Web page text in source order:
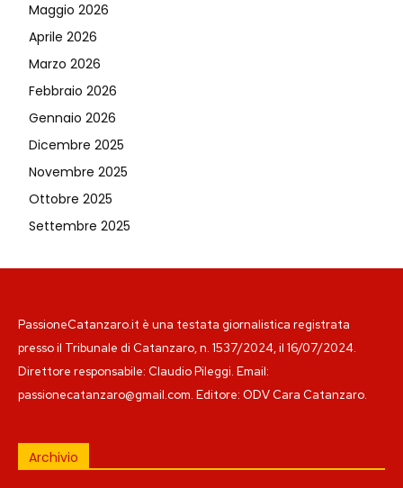
Maggio 2026
Aprile 2026
Marzo 2026
Febbraio 2026
Gennaio 2026
Dicembre 2025
Novembre 2025
Ottobre 2025
Settembre 2025
PassioneCatanzaro.it è una testata giornalistica registrata
presso il Tribunale di Catanzaro, n. 1537/2024, il 16/07/2024.
Direttore responsabile: Claudio Pileggi. Email:
passionecatanzaro@gmail.com. Editore: ODV Cara Catanzaro.
Archivio